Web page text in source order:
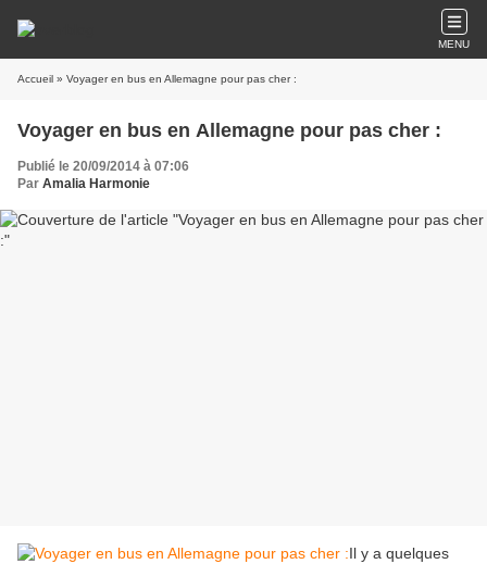
MENU
Accueil » Voyager en bus en Allemagne pour pas cher :
Voyager en bus en Allemagne pour pas cher :
Publié le 20/09/2014 à 07:06
Par Amalia Harmonie
Il y a quelques